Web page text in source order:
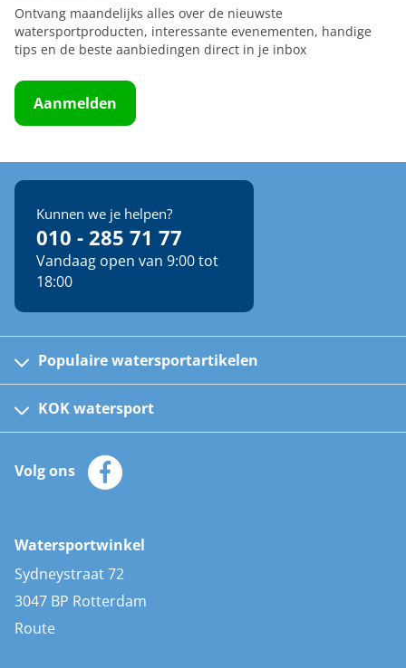
Ontvang maandelijks alles over de nieuwste
watersportproducten, interessante evenementen, handige
tips en de beste aanbiedingen direct in je inbox
Aanmelden
Kunnen we je helpen?
010 - 285 71 77
Vandaag open van 9:00 tot
18:00
Populaire watersportartikelen
Kinder reddingsvesten
Automatische reddingsvesten
Zeilkleding
Zonnepanelen
AIS transponders
Stootwillen en fenders
Bootkussens
Zwemtrappen
KOK watersport
Klantenservice
Merken
Volg ons
Watersportwinkel
Sydneystraat 72
3047 BP Rotterdam
Route